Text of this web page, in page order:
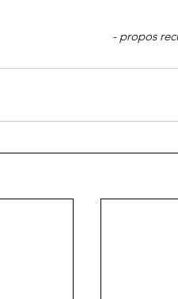
- propos